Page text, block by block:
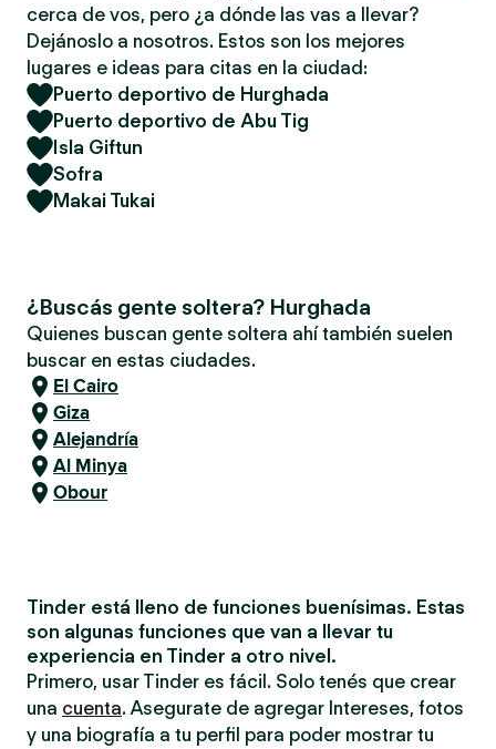
cerca de vos, pero ¿a dónde las vas a llevar?
Dejánoslo a nosotros. Estos son los mejores
lugares e ideas para citas en la ciudad:
Puerto deportivo de Hurghada
Puerto deportivo de Abu Tig
Isla Giftun
Sofra
Makai Tukai
¿Buscás gente soltera? Hurghada
Quienes buscan gente soltera ahí también suelen
buscar en estas ciudades.
El Cairo
Giza
Alejandría
Al Minya
Obour
Tinder está lleno de funciones buenísimas. Estas
son algunas funciones que van a llevar tu
experiencia en Tinder a otro nivel.
Primero, usar Tinder es fácil. Solo tenés que crear
una cuenta. Asegurate de agregar Intereses, fotos
y una biografía a tu perfil para poder mostrar tu